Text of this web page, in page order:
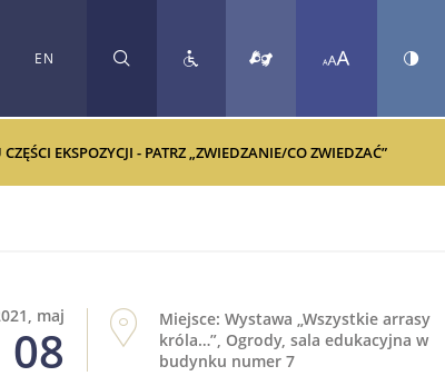
EN SZUKAJ
EKSPOZYCJI - PATRZ „ZWIEDZANIE/CO ZWIEDZAĆ”
maj
08
Miejsce: Wystawa „Wszystkie arrasy
króla…”, Ogrody, sala edukacyjna w
budynku numer 7